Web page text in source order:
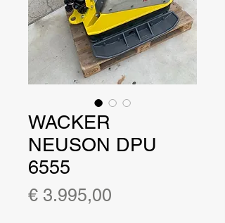
WACKER
NEUSON DPU
6555
€ 3.995,00